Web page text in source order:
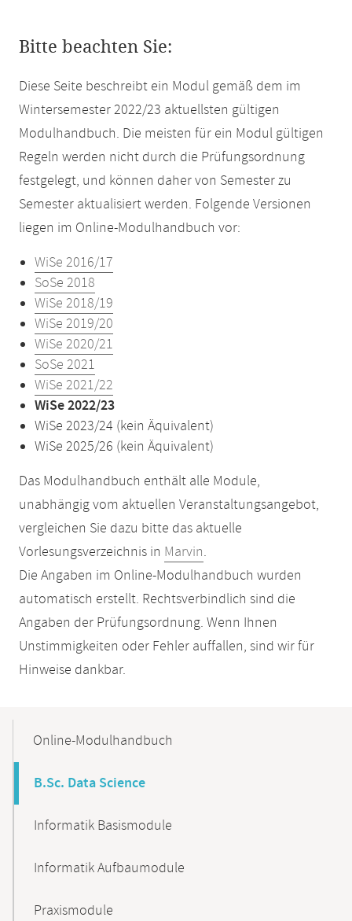
Bitte beachten Sie:
Diese Seite beschreibt ein Modul gemäß dem im
Wintersemester 2022/23 aktuellsten gültigen
Modulhandbuch. Die meisten für ein Modul gültigen
Regeln werden nicht durch die Prüfungsordnung
festgelegt, und können daher von Semester zu
Semester aktualisiert werden. Folgende Versionen
liegen im Online-Modulhandbuch vor:
WiSe 2016/17
SoSe 2018
WiSe 2018/19
WiSe 2019/20
WiSe 2020/21
SoSe 2021
WiSe 2021/22
WiSe 2022/23
WiSe 2023/24 (kein Äquivalent)
WiSe 2025/26 (kein Äquivalent)
Das Modulhandbuch enthält alle Module,
unabhängig vom aktuellen Veranstaltungsangebot,
vergleichen Sie dazu bitte das aktuelle
Vorlesungsverzeichnis in Marvin.
Die Angaben im Online-Modulhandbuch wurden
automatisch erstellt. Rechtsverbindlich sind die
Angaben der Prüfungsordnung. Wenn Ihnen
Unstimmigkeiten oder Fehler auffallen, sind wir für
Hinweise dankbar.
NavigationOnline-Modulhandbuch
B.Sc. Data Science
Informatik Basismodule
Informatik Aufbaumodule
Praxismodule